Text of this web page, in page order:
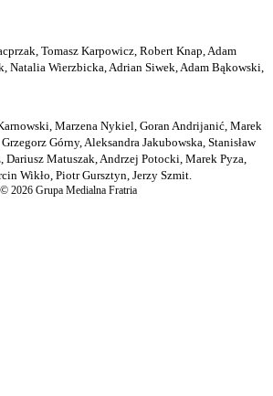
Tomasz Karpowicz, Robert Knap, Adam
Natalia Wierzbicka, Adrian Siwek, Adam Bąkowski,
Marzena Nykiel, Goran Andrijanić, Marek
Górny, Aleksandra Jakubowska, Stanisław
Matuszak, Andrzej Potocki, Marek Pyza,
Wikło, Piotr Gursztyn, Jerzy Szmit.
© 2026 Grupa Medialna Fratria